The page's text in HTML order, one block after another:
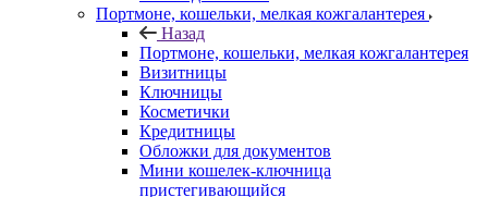
Портмоне, кошельки, мелкая кожгалантерея
Назад
Портмоне, кошельки, мелкая кожгалантерея
Визитницы
Ключницы
Косметички
Кредитницы
Обложки для документов
Мини кошелек-ключница
пристегивающийся